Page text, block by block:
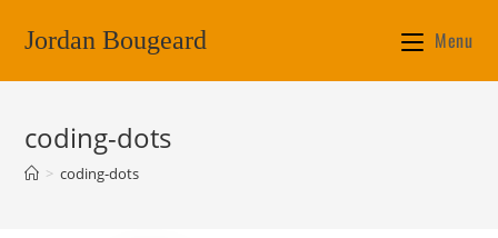
Jordan Bougeard Menu
coding-dots
> coding-dots